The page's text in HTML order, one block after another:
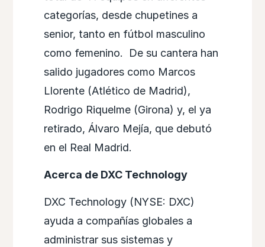
categorías, desde chupetines a
senior, tanto en fútbol masculino
como femenino. De su cantera han
salido jugadores como Marcos
Llorente (Atlético de Madrid),
Rodrigo Riquelme (Girona) y, el ya
retirado, Álvaro Mejía, que debutó
en el Real Madrid.
Acerca de DXC Technology
DXC Technology (NYSE: DXC)
ayuda a compañías globales a
administrar sus sistemas y